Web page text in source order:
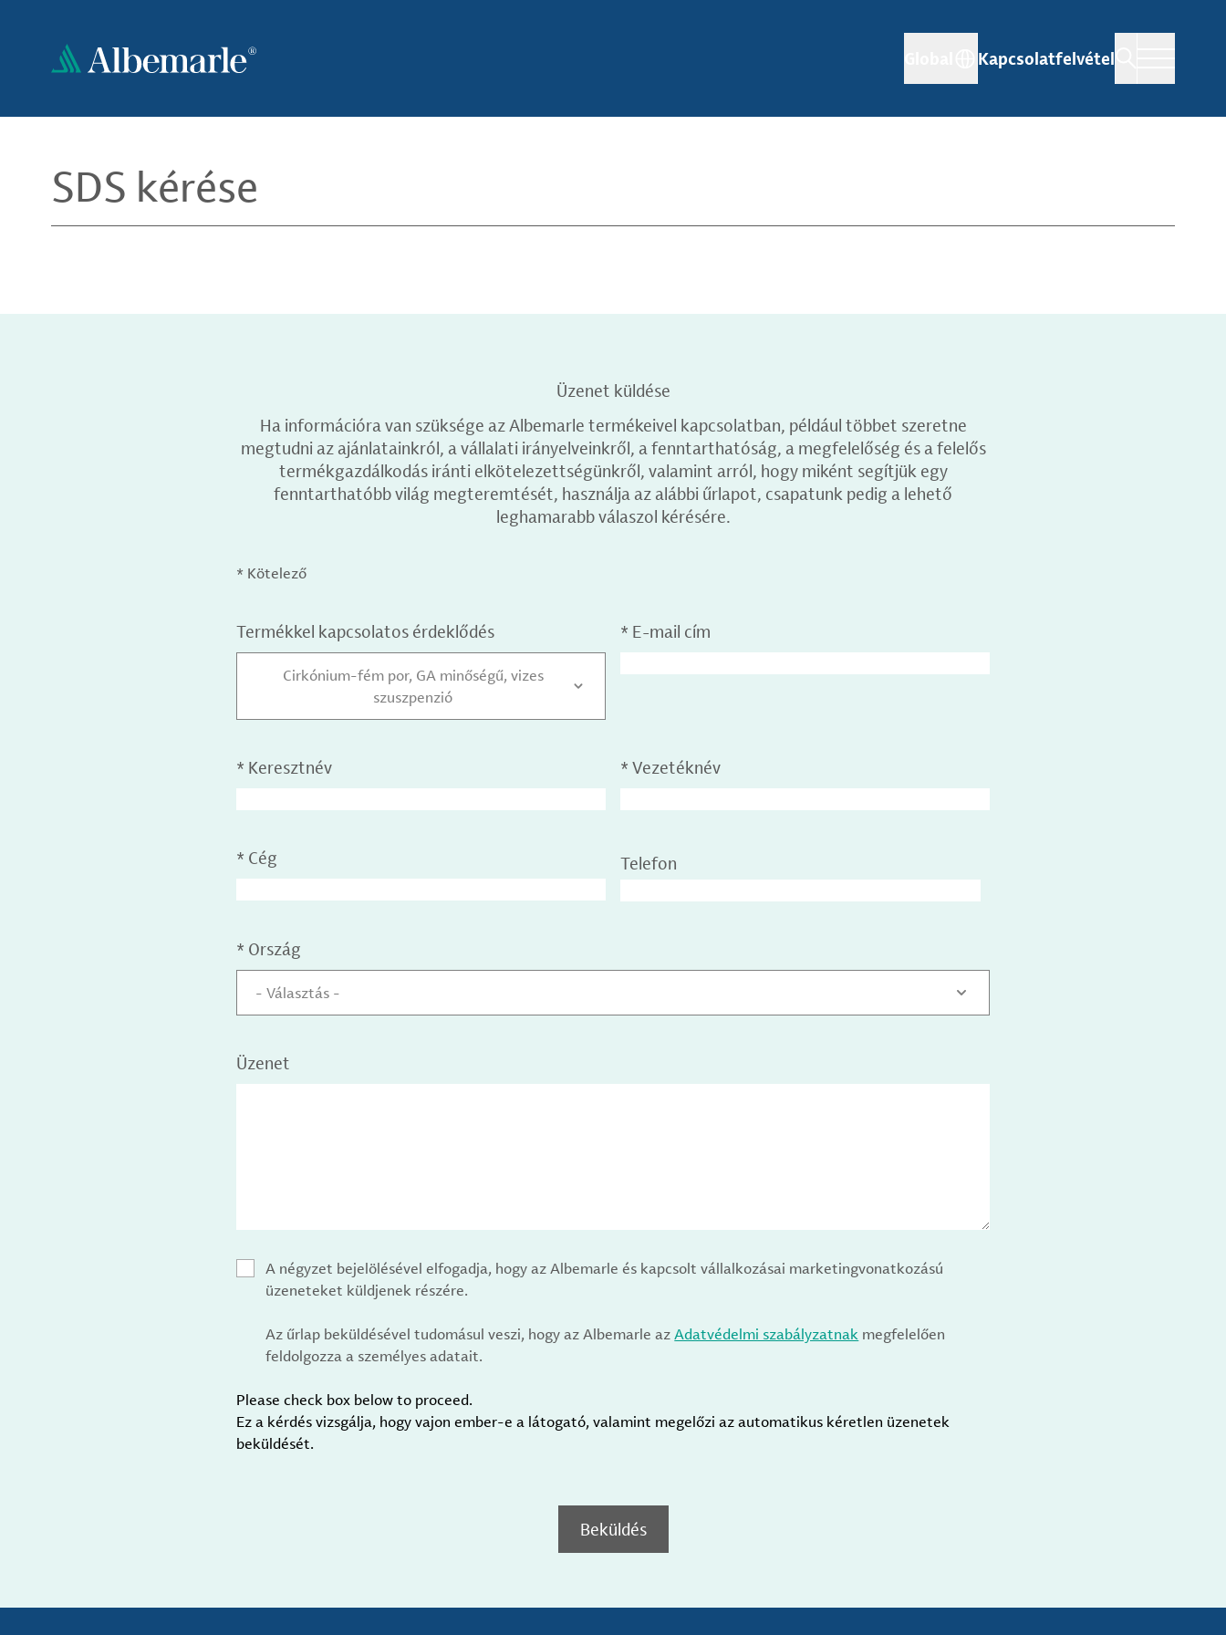
tartalomra
Kapcsolatfelvétel
SDS kérése
Üzenet küldése
Ha információra van szüksége az Albemarle termékeivel kapcsolatban, például többet szeretne
megtudni az ajánlatainkról, a vállalati irányelveinkről, a fenntarthatóság, a megfelelőség és a felelős
termékgazdálkodás iránti elkötelezettségünkről, valamint arról, hogy miként segítjük egy
fenntarthatóbb világ megteremtését, használja az alábbi űrlapot, csapatunk pedig a lehető
leghamarabb válaszol kérésére.
* Kötelező
Termékkel kapcsolatos érdeklődés
Cirkónium-fém por, GA minőségű, vizes
szuszpenzió
* E-mail cím
* Keresztnév * Vezetéknév
* Cég Telefon
* Ország
- Választás -
Üzenet
A négyzet bejelölésével elfogadja, hogy az Albemarle és kapcsolt vállalkozásai marketingvonatkozású
üzeneteket küldjenek részére.
Az űrlap beküldésével tudomásul veszi, hogy az Albemarle azAdatvédelmi szabályzatnak megfelelően
feldolgozza a személyes adatait.
Please check box below to proceed.
Ez a kérdés vizsgálja, hogy vajon ember-e a látogató, valamint megelőzi az automatikus kéretlen üzenetek
beküldését.
Beküldés